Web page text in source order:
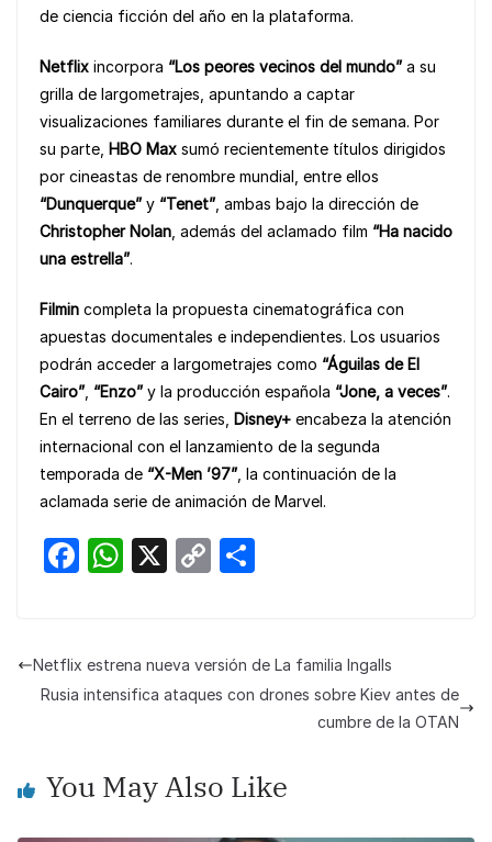
de ciencia ficción del año en la plataforma.
Netflix incorpora “Los peores vecinos del mundo”a su
grilla de largometrajes, apuntando a captar
visualizaciones familiares durante el fin de semana. Por
su parte, HBO Max sumó recientemente títulos dirigidos
por cineastas de renombre mundial, entre ellos
“Dunquerque”y “Tenet”, ambas bajo la dirección de
Christopher Nolan , además del aclamado film “Ha nacido
una estrella”.
Filmin completa la propuesta cinematográfica con
apuestas documentales e independientes. Los usuarios
podrán acceder a largometrajes como “Águilas de El
Cairo”, “Enzo”y la producción española “Jone, a veces”.
En el terreno de las series, Disney+ encabeza la atención
internacional con el lanzamiento de la segunda
temporada de “X-Men ’97”, la continuación de la
aclamada serie de animación de Marvel.
F
e
b
k
W
s
A
p
X
C
y
Li
e
Netflix estrena nueva versión de La familia Ingalls
Rusia intensifica ataques con drones sobre Kiev antes de
cumbre de la OTAN
You May Also Like